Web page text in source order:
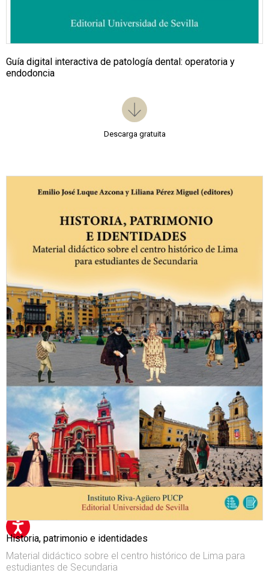
Guía digital interactiva de patología dental: operatoria y
endodoncia
Descarga gratuita
Historia, patrimonio e identidades
Material didáctico sobre el centro histórico de Lima para
estudiantes de Secundaria